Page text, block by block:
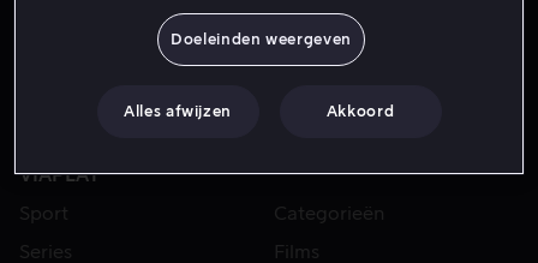
VIAPLAY
Sport
Categorieën
Series
Films
Doeleinden weergeven
Alles afwijzen Akkoord